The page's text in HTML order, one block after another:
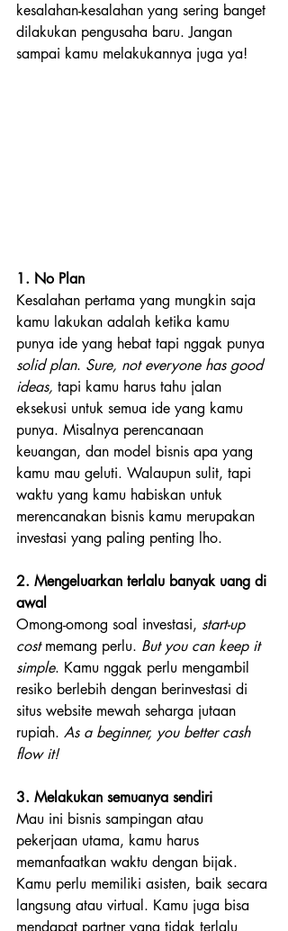
kesalahan-kesalahan yang sering banget
dilakukan pengusaha baru. Jangan
sampai kamu melakukannya juga ya!
1. No Plan
Kesalahan pertama yang mungkin saja
kamu lakukan adalah ketika kamu
punya ide yang hebat tapi nggak punya
solid plan. Sure, not everyone has good
ideas, tapi kamu harus tahu jalan
eksekusi untuk semua ide yang kamu
punya. Misalnya perencanaan
keuangan, dan model bisnis apa yang
kamu mau geluti. Walaupun sulit, tapi
waktu yang kamu habiskan untuk
merencanakan bisnis kamu merupakan
investasi yang paling penting lho.
2. Mengeluarkan terlalu banyak uang di
awal
Omong-omong soal investasi, start-up
cost memang perlu. But you can keep it
simple. Kamu nggak perlu mengambil
resiko berlebih dengan berinvestasi di
situs website mewah seharga jutaan
rupiah. As a beginner, you better cash
flow it!
3. Melakukan semuanya sendiri
Mau ini bisnis sampingan atau
pekerjaan utama, kamu harus
memanfaatkan waktu dengan bijak.
Kamu perlu memiliki asisten, baik secara
langsung atau virtual. Kamu juga bisa
mendapat partner yang tidak terlalu